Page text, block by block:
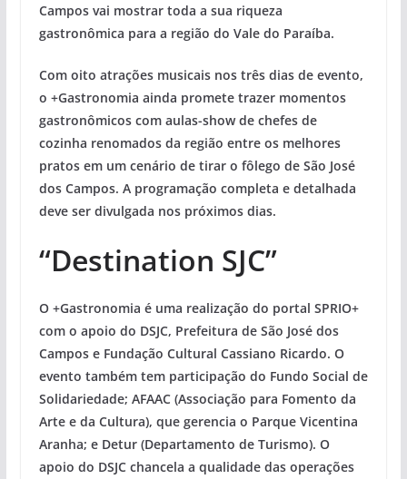
Campos vai mostrar toda a sua riqueza
gastronômica para a região do Vale do Paraíba.
Com oito atrações musicais nos três dias de evento,
o +Gastronomia ainda promete trazer momentos
gastronômicos com aulas-show de chefes de
cozinha renomados da região entre os melhores
pratos em um cenário de tirar o fôlego de São José
dos Campos. A programação completa e detalhada
deve ser divulgada nos próximos dias.
“Destination SJC”
O +Gastronomia é uma realização do portal SPRIO+
com o apoio do DSJC, Prefeitura de São José dos
Campos e Fundação Cultural Cassiano Ricardo. O
evento também tem participação do Fundo Social de
Solidariedade; AFAAC (Associação para Fomento da
Arte e da Cultura), que gerencia o Parque Vicentina
Aranha; e Detur (Departamento de Turismo). O
apoio do DSJC chancela a qualidade das operações